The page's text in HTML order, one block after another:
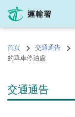
內
的首頁 交通通告
的單車停泊處
交通通告